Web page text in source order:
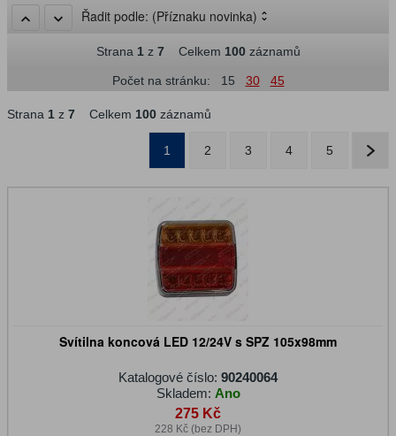
Řadit podle: (Příznaku novinka)
Strana 1z 7Celkem 100záznamů
Počet na stránku: 15 30 45
Strana 1 z 7 Celkem 100 záznamů
1 2 3 4 5
Svítilna koncová LED 12/24V s SPZ 105x98mm
Katalogové číslo: 90240064
Skladem: Ano
275 Kč
228 Kč (bez DPH)